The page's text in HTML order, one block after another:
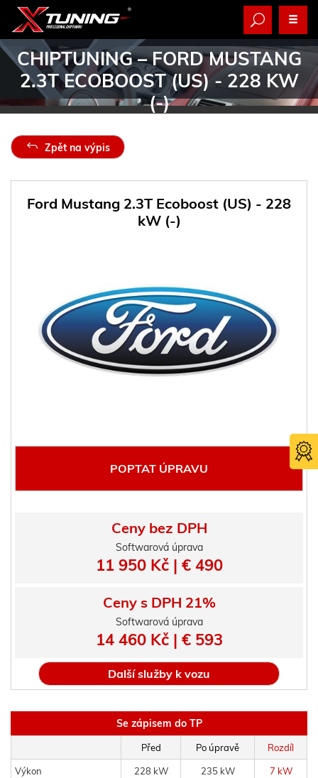
CHIPTUNING– FORD MUSTANG
2.3T ECOBOOST (US) - 228 KW
(-)
Zpět na výpis
Ford Mustang 2.3T Ecoboost (US) - 228
kW (-)
POPTAT ÚPRAVU
Ceny bez DPH
Softwarová úprava
11 950 Kč | € 490
Ceny s DPH 21%
Softwarová úprava
14 460 Kč | € 593
Další služby k vozu
Se zápisem do TP
Před Po úpravě Rozdíl
Výkon 228 kW 235 kW 7 kW